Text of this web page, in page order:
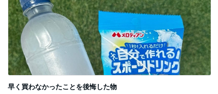
早く買わなかったことを後悔した物